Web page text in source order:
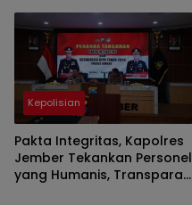
Masyarakat Jawa Timur
Kepolisian
Pakta Integritas, Kapolres
Jember Tekankan Personel
yang Humanis, Transparan